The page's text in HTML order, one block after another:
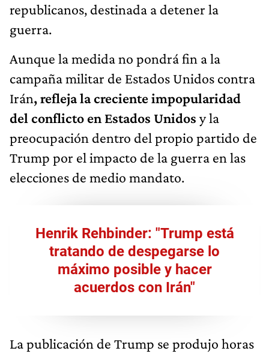
republicanos, destinada a detener la
guerra.
Aunque la medida no pondrá fin a la
campaña militar de Estados Unidos contra
Irán, refleja la creciente impopularidad
del conflicto en Estados Unidos y la
preocupación dentro del propio partido de
Trump por el impacto de la guerra en las
elecciones de medio mandato.
Henrik Rehbinder: "Trump está
tratando de despegarse lo
máximo posible y hacer
acuerdos con Irán"
La publicación de Trump se produjo horas